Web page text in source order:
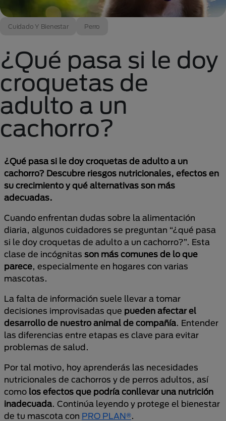
Cuidado Y Bienestar Perro
¿Qué pasa si le doy
croquetas de
adulto a un
cachorro?
¿Qué pasa si le doy croquetas de adulto a un
cachorro? Descubre riesgos nutricionales, efectos en
su crecimiento y qué alternativas son más
adecuadas.
Cuando enfrentan dudas sobre la alimentación
diaria, algunos cuidadores se preguntan “¿qué pasa
si le doy croquetas de adulto a un cachorro?”. Esta
clase de incógnitas son más comunes de lo que
parece, especialmente en hogares con varias
mascotas.
La falta de información suele llevar a tomar
decisiones improvisadas que pueden afectar el
desarrollo de nuestro animal de compañía. Entender
las diferencias entre etapas es clave para evitar
problemas de salud.
Por tal motivo, hoy aprenderás las necesidades
nutricionales de cachorros y de perros adultos, así
como los efectos que podría conllevar una nutrición
inadecuada. Continúa leyendo y protege el bienestar
de tu mascota con PRO PLAN®.